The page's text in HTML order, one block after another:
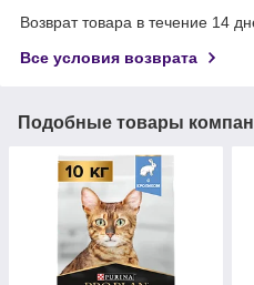
Возврат товара в течение 14
Все условия возврата
Подобные товары